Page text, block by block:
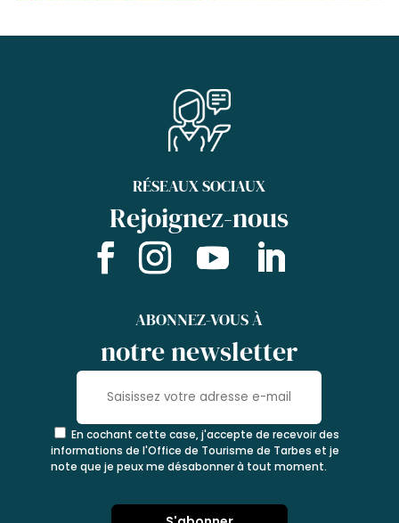
RÉSEAUX SOCIAUX
Rejoignez-nous
ABONNEZ-VOUS À
notre newsletter
En cochant cette case, j'accepte de recevoir des
informations de l'Office de Tourisme de Tarbes et je
note que je peux me désabonner à tout moment.